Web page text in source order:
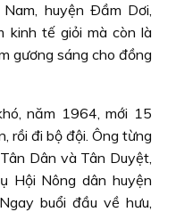
huyện Ðầm Dơi,
kinh tế giỏi mà còn là
gương sáng cho đồng
năm 1964, mới 15
rồi đi bộ đội. Ông từng
Dân và Tân Duyệt,
Hội Nông dân huyện
buổi đầu về hưu,